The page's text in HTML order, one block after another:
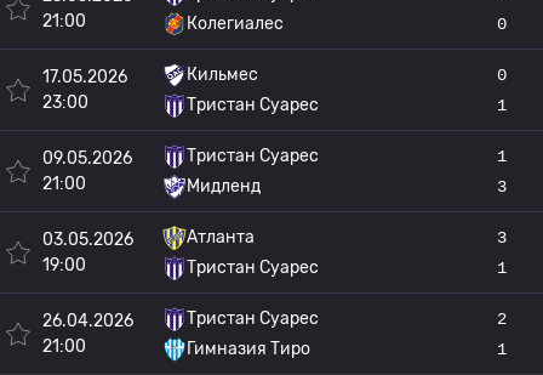
21:00
Колегиалес
0
17.05.2026
23:00
Кильмес
Тристан Суарес
0
1
09.05.2026
21:00
Тристан Суарес
Мидленд
1
3
03.05.2026
19:00
Атланта
Тристан Суарес
3
1
26.04.2026
21:00
Тристан Суарес
Гимназия Тиро
2
1